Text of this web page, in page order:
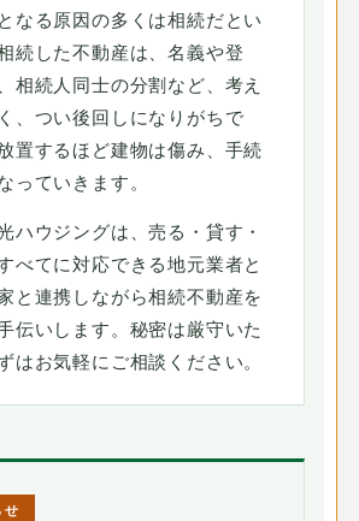
なる原因の多くは相続だとい
続した不動産は、名義や登
相続人同士の分割など、考え
、つい後回しになりがちで
置するほど建物は傷み、手続
っていきます。
ハウジングは、売る・貸す・
べてに対応できる地元業者と
と連携しながら相続不動産を
伝いします。秘密は厳守いた
はお気軽にご相談ください。
せ